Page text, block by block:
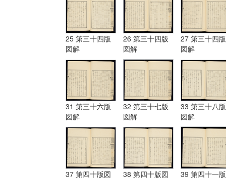
25 第三十四版
図解
26 第三十四版
図解
27 第三十四版
図解
31 第三十六版
図解
32 第三十七版
図解
33 第三十八版
図解
37 第四十版図
38 第四十版図
39 第四十一版